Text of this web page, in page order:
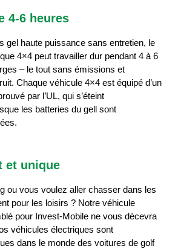
et unique
ou vous voulez aller chasser dans les
pour les loisirs ? Notre véhicule
pour Invest-Mobile ne vous décevra
véhicules électriques sont
dans le monde des voitures de golf
4-6 heures
gel haute puissance sans entretien, le
4×4 peut travailler dur pendant 4 à 6
– le tout sans émissions et
Chaque véhicule 4×4 est équipé d’un
par l’UL, qui s’éteint
les batteries du gell sont